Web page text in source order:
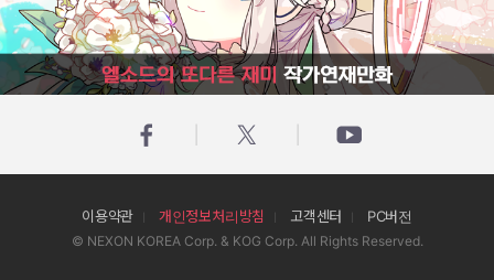
이용약관 개인정보처리방침 고객센터 PC버전
© NEXON KOREA Corp. & KOG Corp. All Rights Reserved.